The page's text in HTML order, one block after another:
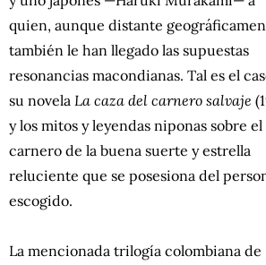
quien, aunque distante
también le han llegado las supuestas
resonancias macondianas. Tal es el
su novela La caza del carnero salvaje
y los mitos y leyendas niponas sobre el
carnero de la buena suerte y estrella
reluciente que se posesiona del
escogido.
La mencionada trilogía colombiana de